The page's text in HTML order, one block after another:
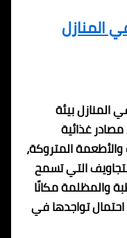
المنازل
المنازل بيئة
غذائية
المتروكة،
التي تسمح
والمظلمة مكانًا
احتمال تواجدها في